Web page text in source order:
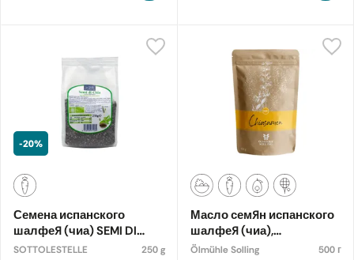
-20%
Семена испанского
шалфея (чиа) SEMI DI
CHIA, органические
SOTTOLESTELLE
250 g
Масло семян испанского
шалфея (чиа),
органическое
Ölmühle Solling
500 г